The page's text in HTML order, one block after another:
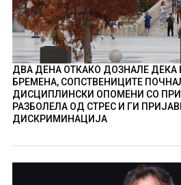
ДВА ДЕНА ОТКАКО ДОЗНАЛЕ ДЕКА
БРЕМЕНА, СОПСТВЕНИЦИТЕ
ДИСЦИПЛИНСКИ ОПОМЕНИ СО
РАЗБОЛЕЛА ОД СТРЕС И ГИ
ДИСКРИМИНАЦИЈА